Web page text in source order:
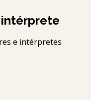
intérprete
e intérpretes